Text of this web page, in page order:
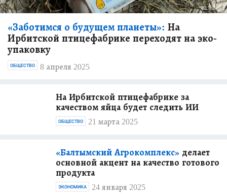
«Заботимся о будущем планеты»: На
Ирбитской птицефабрике переходят на эко-
упаковку
8 апреля 2025
ОБЩЕСТВО
На Ирбитской птицефабрике за
качеством яйца будет следить ИИ
21 марта 2025
ОБЩЕСТВО
«Балтымский Агрокомплекс» делает
основной акцент на качество готового
продукта
24 января 2025
ЭКОНОМИКА